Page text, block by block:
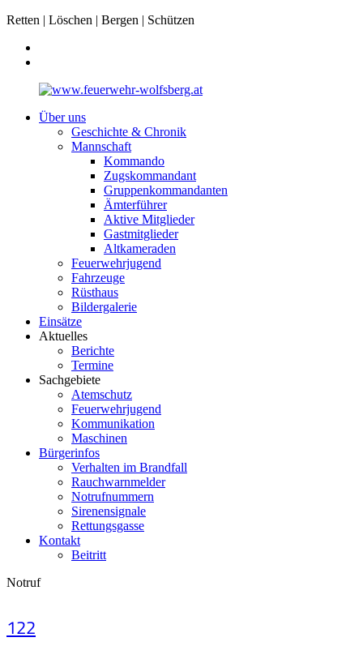
Retten | Löschen | Bergen | Schützen
Über uns
Geschichte & Chronik
Mannschaft
Kommando
Zugskommandant
Gruppenkommandanten
Ämterführer
Aktive Mitglieder
Gastmitglieder
Altkameraden
Feuerwehrjugend
Fahrzeuge
Rüsthaus
Bildergalerie
Einsätze
Aktuelles
Berichte
Termine
Sachgebiete
Atemschutz
Feuerwehrjugend
Kommunikation
Maschinen
Bürgerinfos
Verhalten im Brandfall
Rauchwarnmelder
Notrufnummern
Sirenensignale
Rettungsgasse
Kontakt
Beitritt
Notruf
122